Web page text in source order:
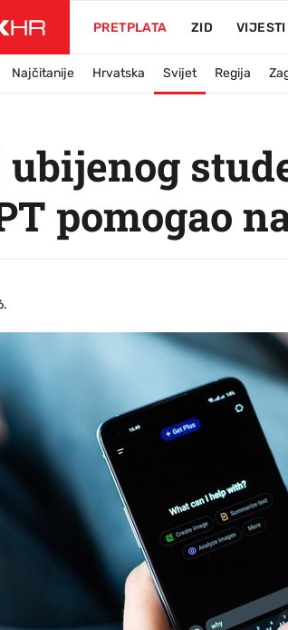
PRETPLATA ZID VIJESTI
Najčitanije Hrvatska Svijet Regija
pomogao